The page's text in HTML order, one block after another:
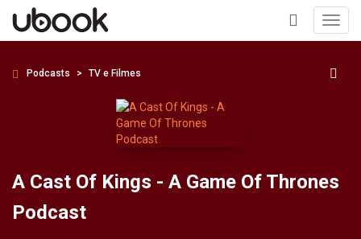
+
Podcasts TV e Filmes
A Cast Of Kings - A Game Of Thrones
Podcast